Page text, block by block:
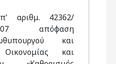
αριθμ. 42362/
απόφαση
και
και